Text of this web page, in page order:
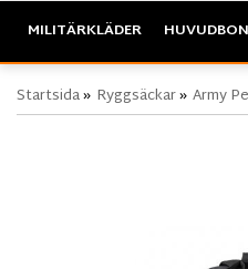
MILITÄRKLÄDER
Startsida» Ryggsäckar» Army